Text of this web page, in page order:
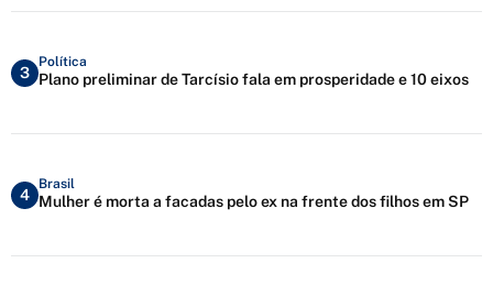
3
Política
Plano preliminar de Tarcísio fala em prosperidade e 10 eixos
4
Brasil
Mulher é morta a facadas pelo ex na frente dos filhos em SP